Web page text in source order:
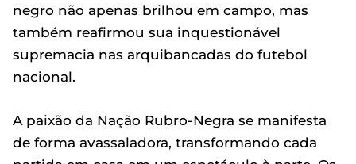
negro não apenas brilhou em campo, mas
também reafirmou sua inquestionável
supremacia nas arquibancadas do futebol
nacional.
A paixão da Nação Rubro-Negra se manifesta
de forma avassaladora, transformando cada